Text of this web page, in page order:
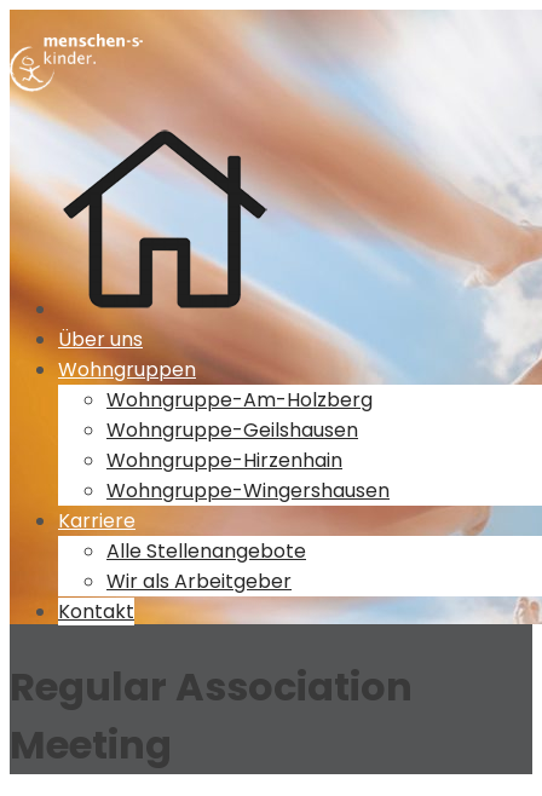
Über uns
Wohngruppen
Wohngruppe-Am-Holzberg
Wohngruppe-Geilshausen
Wohngruppe-Hirzenhain
Wohngruppe-Wingershausen
Karriere
Alle Stellenangebote
Wir als Arbeitgeber
Kontakt
Regular Association
Meeting